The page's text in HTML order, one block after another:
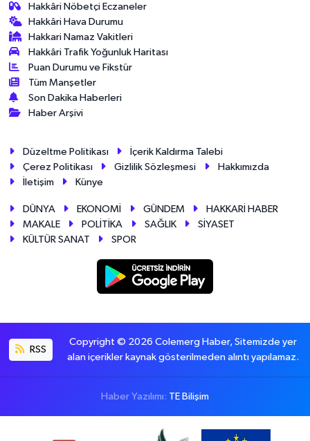
Hakkâri Nöbetçi Eczaneler
Hakkâri Hava Durumu
Hakkari Namaz Vakitleri
Hakkâri Trafik Yoğunluk Haritası
Puan Durumu ve Fikstür
Tüm Manşetler
Son Dakika Haberleri
Haber Arşivi
Düzeltme Politikası
İçerik Kaldırma Talebi
Çerez Politikası
Gizlilik Sözleşmesi
Hakkımızda
İletişim
Künye
DÜNYA EKONOMİ GÜNDEM
HAKKARİ HABER
MAKALE
POLİTİKA SAĞLIK
SİYASET
KÜLTÜR SANAT
SPOR
RSS
Copyright © 2026 Colemerg Haber, Sitemizde yer
alan içerikler kaynak gösterilmeden alıntı yapılamaz.
Haber Yazılımı: TE Bilişim